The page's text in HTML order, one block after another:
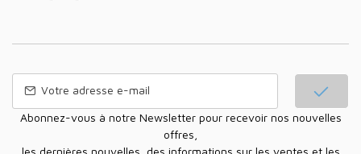
Abonnez-vous à notre Newsletter pour recevoir nos nouvelles
offres,
les dernières nouvelles, des informations sur les ventes et les